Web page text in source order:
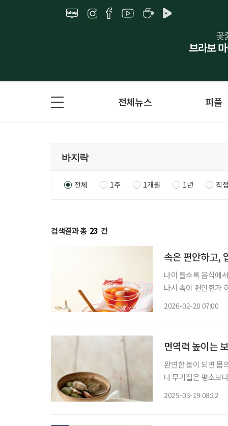
전체뉴스 피플
전체 1주 1개월 1년 직
검색결과 총 23 건
속은 편안하고,
나이 들수록 음식에
나서 속이 편안한가
2026-02-20 07:00
면역력 높이는
완연한 봄이 되면 몸
나 무기질은 평소보
2025-03-19 08:12